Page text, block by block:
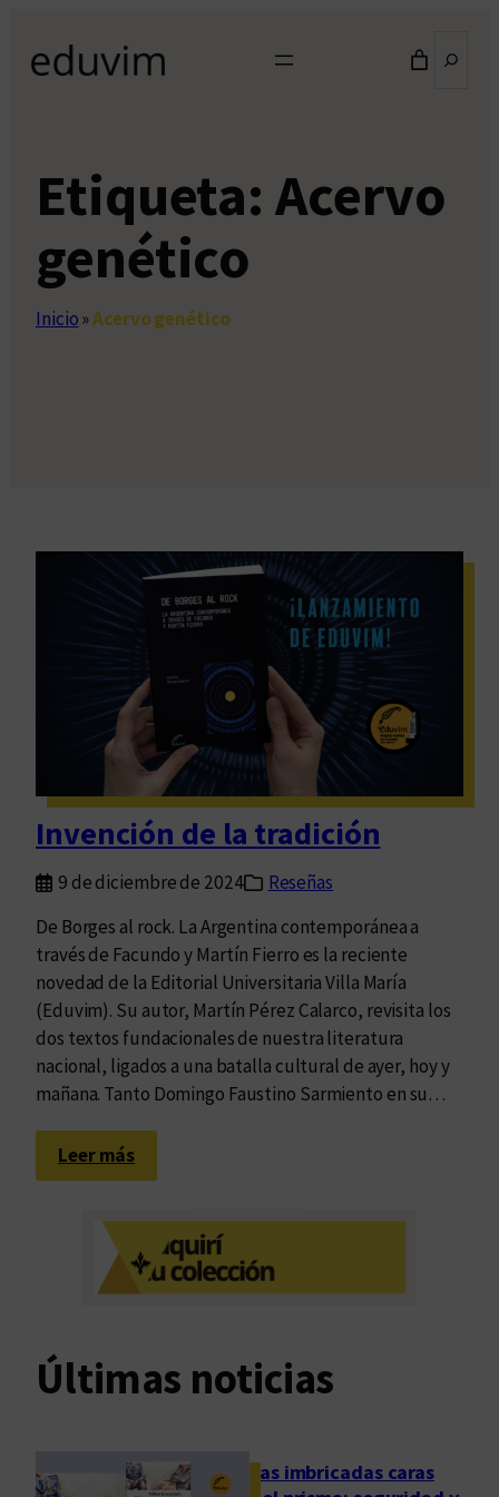
contenido
Etiqueta: Acervo
genético
Inicio»Acervo genético
Invención de la tradición
9 de diciembre de 2024
Reseñas
De Borges al rock. La Argentina contemporánea a
través de Facundo y Martín Fierro es la reciente
novedad de la Editorial Universitaria Villa María
(Eduvim). Su autor, Martín Pérez Calarco, revisita los
dos textos fundacionales de nuestra literatura
nacional, ligados a una batalla cultural de ayer, hoy y
mañana. Tanto Domingo Faustino Sarmiento en su…
Leer más:
I
e
n
ó
e
l
Últimas noticias
Las imbricadas caras